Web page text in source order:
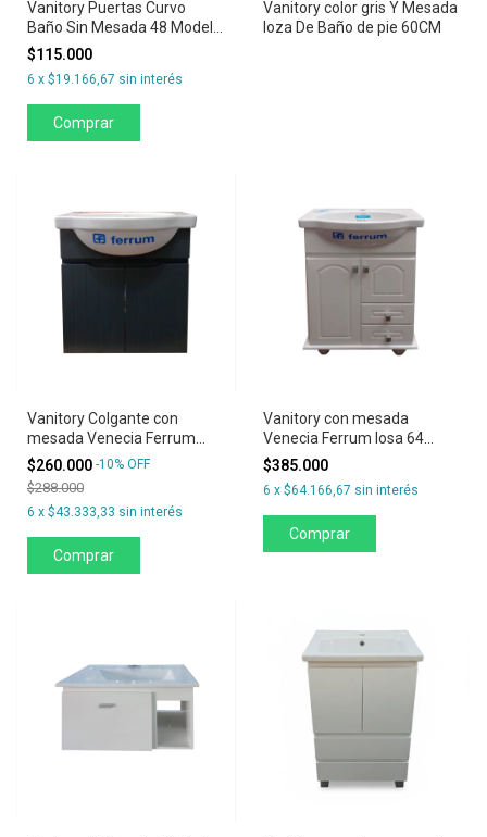
Vanitory Puertas Curvo
Baño Sin Mesada 48 Modelo
Venecia Colgante Negro
$115.000
6 x $19.166,67 sin interés
Vanitory color gris Y Mesada
loza De Baño de pie 60CM
Vanitory Colgante con
mesada Venecia Ferrum
losa 48 puertas Gris oscuro
$260.000 -10% OFF
$288.000
6 x $43.333,33 sin interés
Comprar
Vanitory con mesada
Venecia Ferrum losa 64
puertas y dos cajones
$385.000
6 x $64.166,67 sin interés
Comprar